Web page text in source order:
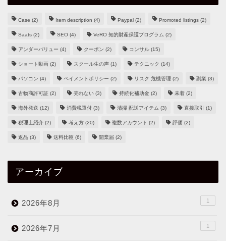
Case (2) Item description (4) Paypal (2) Promoted listings (2)
Saats (2) SEO (4) VeRO 知的財産保護プログラム (2)
アンダーバリュー (4) クーポン (2) コンサル (15)
ショート動画 (2) スクール生の声 (1) テクニック (14)
パソコン (4) ペイメントポリシー (2) リスク 危機管理 (2) 副業 (3)
古物商許可証 (2) 売れない (3) 持続化補助金 (2) 未着 (2)
海外発送 (12) 消費税還付 (3) 清掃 配送アイテム (3) 直接取引 (1)
税理士紹介 (2) 考え方 (20) 複数アカウント (2) 評価 (2)
返品 (3) 送料比較 (6) 開業届 (2)
アーカイブ
2026年8月 1
2026年7月 1